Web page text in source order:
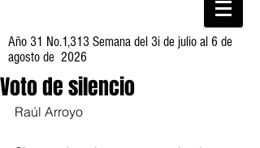
Año 31 No.1,313 Semana del 3i de julio al 6 de
agosto de 2026
Voto de silencio
Raúl Arroyo